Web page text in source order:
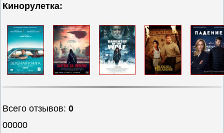
Кинорулетка:
Всего отзывов:0
00000